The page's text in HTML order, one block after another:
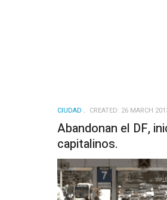
CIUDAD CREATED: 26 MARCH
Abandonan el DF,
capitalinos.